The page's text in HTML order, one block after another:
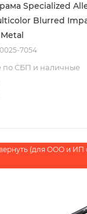
Specialized
Blurred
7054
по СБП и наличные
(для ООО и ИП